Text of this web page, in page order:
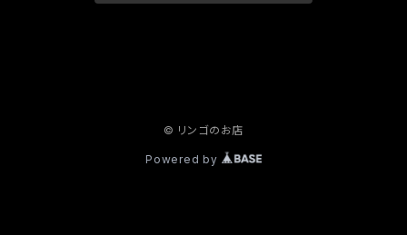
© リンゴのお店
Powered by